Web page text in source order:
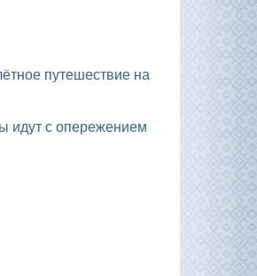
идут с опережением